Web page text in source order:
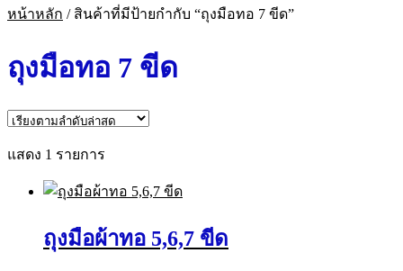
หน้าหลัก / สินค้าที่มีป้ายกำกับ “ถุงมือทอ 7 ขีด”
ถุงมือทอ 7 ขีด
แสดง 1 รายการ
ถุงมือผ้าทอ 5,6,7 ขีด